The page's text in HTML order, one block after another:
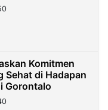
Komitmen
Sehat di Hadapan
Gorontalo